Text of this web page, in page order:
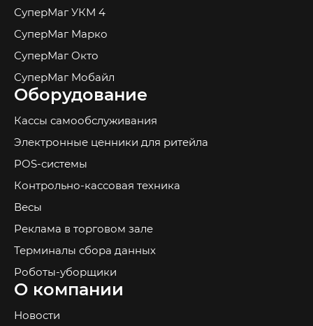
СуперМаг УКМ 4
СуперМаг Марко
СуперМаг Окто
СуперМаг Мобайл
Оборудование
Кассы самообслуживания
Электронные ценники для ритейла
POS-системы
Контрольно-кассовая техника
Весы
Реклама в торговом зале
Терминалы сбора данных
Роботы-уборщики
О компании
Новости